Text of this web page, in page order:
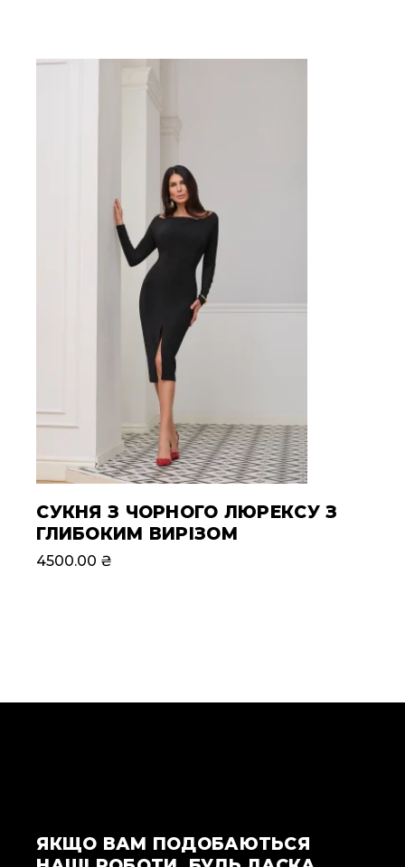
СУКНЯ З ЧОРНОГО ЛЮРЕКСУ З
ГЛИБОКИМ ВИРІЗОМ
4500.00 ₴
ЯКЩО ВАМ ПОДОБАЮТЬСЯ